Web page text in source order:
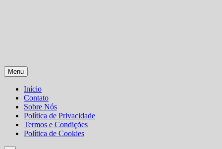
Menu
Início
Contato
Sobre Nós
Política de Privacidade
Termos e Condições
Política de Cookies